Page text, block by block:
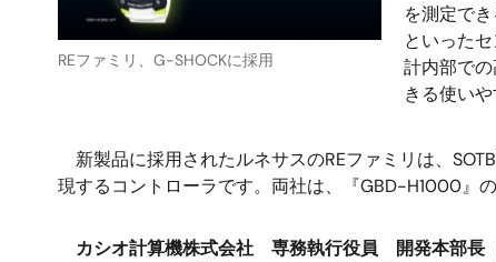
REファミリ、G-SHOCKに採用
を測定で
といった
計内部で
きる使い
新製品に採用されたルネサスのREファミリは、SOTB
現するコントローラです。両社は、『GBD-H1000』
カシオ計算機株式会社 専務執行役員 開発本部長